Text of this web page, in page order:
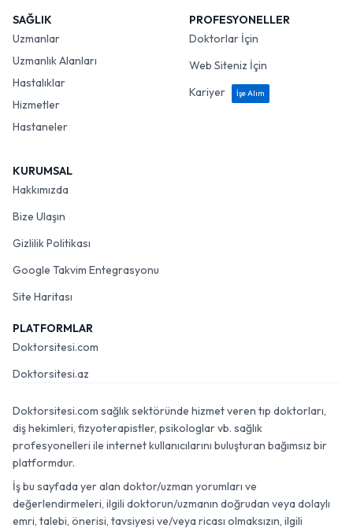
SAĞLIK
Uzmanlar
Uzmanlık Alanları
Hastalıklar
Hizmetler
Hastaneler
PROFESYONELLER
Doktorlar İçin
Web Siteniz İçin
Kariyer
İşe Alım
KURUMSAL
Hakkımızda
Bize Ulaşın
Gizlilik Politikası
Google Takvim Entegrasyonu
Site Haritası
PLATFORMLAR
Doktorsitesi.com
Doktorsitesi.az
Doktorsitesi.com sağlık sektöründe hizmet veren tıp doktorları,
diş hekimleri, fizyoterapistler, psikologlar vb. sağlık
profesyonelleri ile internet kullanıcılarını buluşturan bağımsız bir
platformdur.
İş bu sayfada yer alan doktor/uzman yorumları ve
değerlendirmeleri, ilgili doktorun/uzmanın doğrudan veya dolaylı
emri, talebi, önerisi, tavsiyesi ve/veya ricası olmaksızın, ilgili